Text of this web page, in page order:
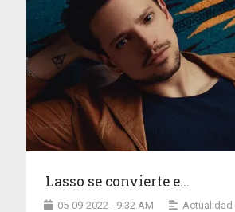
Lasso se convierte e...
05-09-2022 - 9:32 AM Actualidad